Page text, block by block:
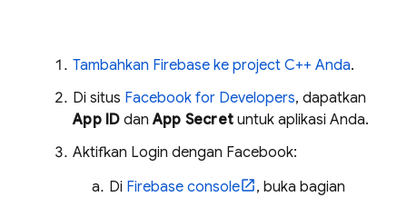
Tambahkan Firebase ke project C++ Anda.
Di situs Facebook for Developers, dapatkan
App IDdanApp Secret untuk aplikasi Anda.
Aktifkan Login dengan Facebook:
Di Firebase console
, buka bagian